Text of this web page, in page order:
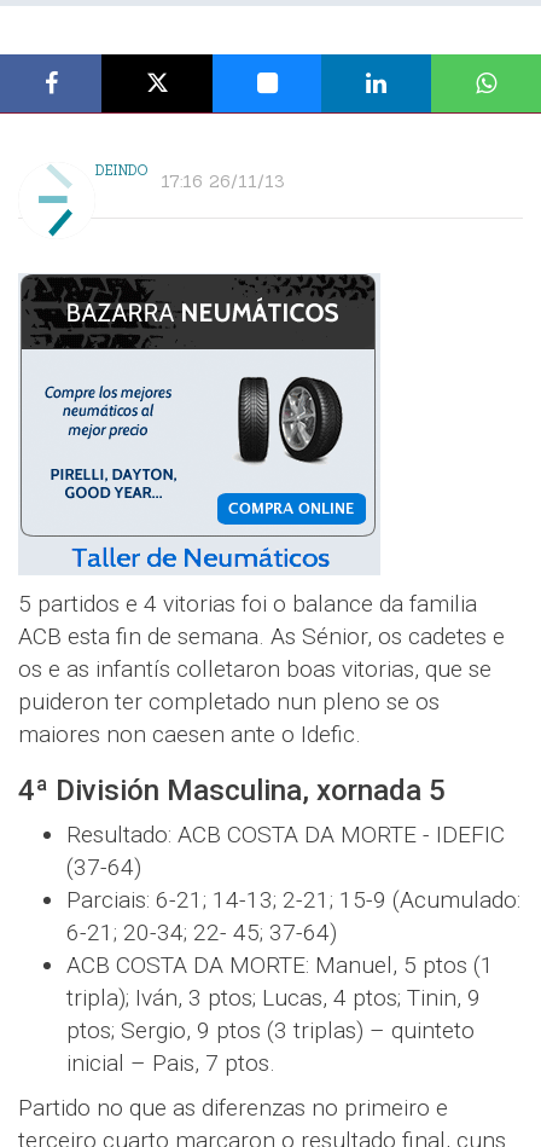
DEINDO 17:16 26/11/13
5 partidos e 4 vitorias foi o balance da familia
ACB esta fin de semana. As Sénior, os cadetes e
os e as infantís colletaron boas vitorias, que se
puideron ter completado nun pleno se os
maiores non caesen ante o Idefic.
4ª División Masculina, xornada 5
Resultado: ACB COSTA DA MORTE - IDEFIC
(37-64)
Parciais: 6-21; 14-13; 2-21; 15-9 (Acumulado:
6-21; 20-34; 22- 45; 37-64)
ACB COSTA DA MORTE: Manuel, 5 ptos (1
tripla); Iván, 3 ptos; Lucas, 4 ptos; Tinin, 9
ptos; Sergio, 9 ptos (3 triplas) – quinteto
inicial – Pais, 7 ptos.
Partido no que as diferenzas no primeiro e
terceiro cuarto marcaron o resultado final, cuns